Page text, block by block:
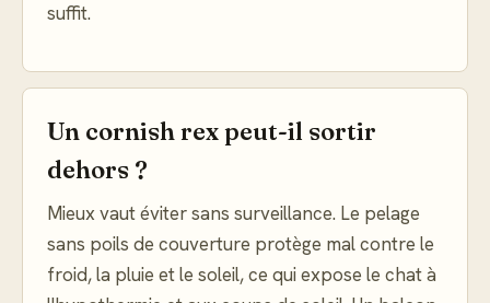
suffit.
Un cornish rex peut-il sortir
dehors ?
Mieux vaut éviter sans surveillance. Le pelage
sans poils de couverture protège mal contre le
froid, la pluie et le soleil, ce qui expose le chat à